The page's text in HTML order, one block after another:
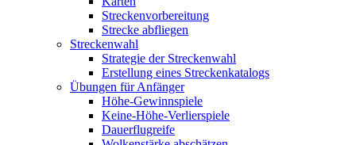
Streckenvorbereitung
Strecke abfliegen
Streckenwahl
Strategie der Streckenwahl
Erstellung eines Streckenkatalogs
Übungen für Anfänger
Höhe-Gewinnspiele
Keine-Höhe-Verlierspiele
Dauerflugreife